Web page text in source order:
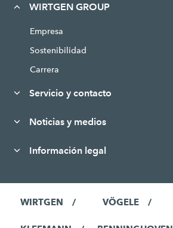
WIRTGEN GROUP
Empresa
Sostenibilidad
Carrera
Servicio y contacto
Noticias y medios
Información legal
WIRTGEN VÖGELE